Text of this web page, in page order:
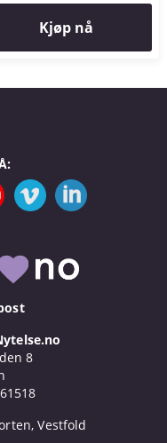
Kjøp nå
8
Vestfold